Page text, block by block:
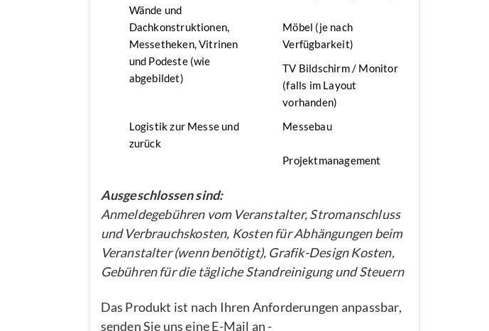
Wände und
Dachkonstruktionen,
Messetheken, Vitrinen
und Podeste (wie
abgebildet)
Möbel (je nach
Verfügbarkeit)
TV Bildschirm / Monitor
(falls im Layout
vorhanden)
Logistik zur Messe und
zurück
Messebau
Projektmanagement
Ausgeschlossen sind:
Anmeldegebühren vom Veranstalter, Stromanschluss
und Verbrauchskosten, Kosten für Abhängungen beim
Veranstalter (wenn benötigt), Grafik-Design Kosten,
Gebühren für die tägliche Standreinigung und Steuern
Das Produkt ist nach Ihren Anforderungen anpassbar,
senden Sie uns eine E-Mail an -